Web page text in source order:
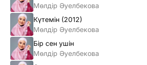
Мөлдiр Әуелбекова
Күтемiн (2012)
Мөлдiр Әуелбекова
Бiр сен ушiн
Мөлдiр Әуелбекова